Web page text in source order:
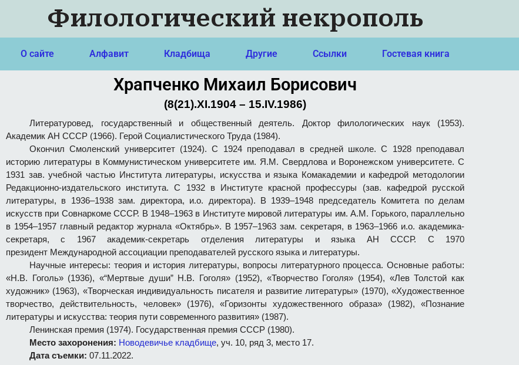
Филологический некрополь
О сайте Алфавит Кладбища Другие Ссылки Гостевая книга
Храпченко Михаил Борисович
(8(21).XI.1904 – 15.IV.1986)
Литературовед, государственный и общественный деятель. Доктор филологических наук (1953).
Академик АН СССР (1966). Герой Социалистического Труда (1984).
Окончил Смоленский университет (1924). С 1924 преподавал в средней школе. С 1928 преподавал
историю литературы в Коммунистическом университете им. Я.М. Свердлова и Воронежском университете. С
1931 зав. учебной частью Института литературы, искусства и языка Комакадемии и кафедрой методологии
Редакционно-издательского института. С 1932 в Институте красной профессуры (зав. кафедрой русской
литературы, в 1936–1938 зам. директора, и.о. директора). В 1939–1948 председатель Комитета по делам
искусств при Совнаркоме СССР. В 1948–1963 в Институте мировой литературы им. А.М. Горького, параллельно
в 1954–1957 главный редактор журнала «Октябрь». В 1957–1963 зам. секретаря, в 1963–1966 и.о. академика-
секретаря, с 1967 академик-секретарь отделения литературы и языка АН СССР. С 1970
президент Международной ассоциации преподавателей русского языка и литературы.
Научные интересы: теория и история литературы, вопросы литературного процесса. Основные работы:
«Н.В. Гоголь» (1936), «“Мертвые души” Н.В. Гоголя» (1952), «Творчество Гоголя» (1954), «Лев Толстой как
художник» (1963), «Творческая индивидуальность писателя и развитие литературы» (1970), «Художественное
творчество, действительность, человек» (1976), «Горизонты художественного образа» (1982), «Познание
литературы и искусства: теория пути современного развития» (1987).
Ленинская премия (1974). Государственная премия СССР (1980).
Место захоронения: Новодевичье кладбище, уч. 10, ряд 3, место 17.
Дата съемки: 07.11.2022.